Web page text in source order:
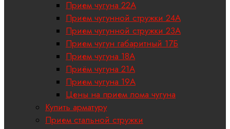
Прием чугуна 22А
Прием чугунной стружки 24А
Прием чугунной стружки 23А
Прием чугун габаритный 17Б
Прием чугуна 18A
Приём чугуна 21А
Прием чугуна 19А
Цены на прием лома чугуна
Купить арматуру
Прием стальной стружки